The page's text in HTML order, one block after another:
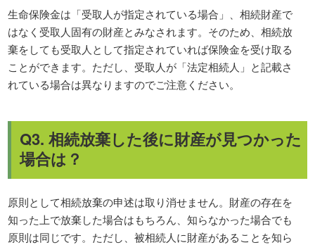
生命保険金は「受取人が指定されている場合」、相続財産で
はなく受取人固有の財産とみなされます。そのため、相続放
棄をしても受取人として指定されていれば保険金を受け取る
ことができます。ただし、受取人が「法定相続人」と記載さ
れている場合は異なりますのでご注意ください。
Q3. 相続放棄した後に財産が見つかった
場合は？
原則として相続放棄の申述は取り消せません。財産の存在を
知った上で放棄した場合はもちろん、知らなかった場合でも
原則は同じです。ただし、被相続人に財産があることを知ら